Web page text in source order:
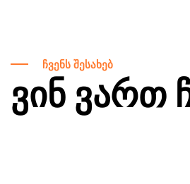
ჩვენს შესახებ
ვინ ვართ